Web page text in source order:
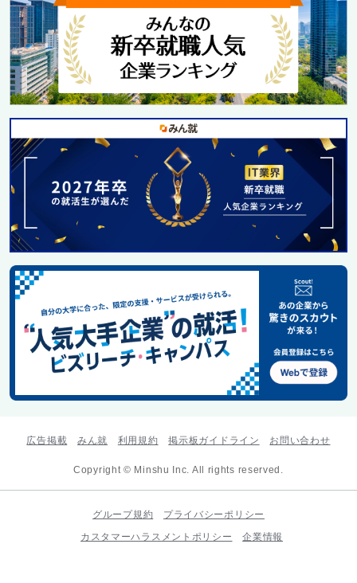
広告掲載 みん就 利用規約 掲示板ガイドライン お問い合わせ
Copyright © Minshu Inc. All rights reserved.
グループ規約
プライバシーポリシー
カスタマーハラスメントポリシー
企業情報